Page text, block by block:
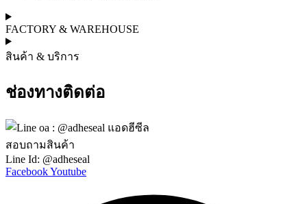
FACTORY & WAREHOUSE
สินค้า & บริการ
ช่องทางติดต่อ
สอบถามสินค้า
Line Id: @adheseal
FacebookYoutube